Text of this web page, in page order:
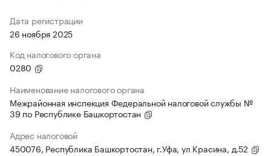
Дата регистрации
26 ноября 2025
Код налогового органа
0280
Наименование налогового органа
Межрайонная инспекция Федеральной налоговой службы №
39 по Республике Башкортостан
Адрес налоговой
450076, Республика Башкортостан, г.Уфа, ул Красина, д.52